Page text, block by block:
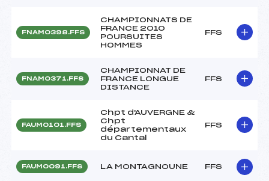
FNAM0398.FFS
CHAMPIONNATS DE
FRANCE 2010
POURSUITES
HOMMES
FFS
FNAM0371.FFS
CHAMPIONNAT DE
FRANCE LONGUE
DISTANCE
FFS
FAUM0101.FFS
Chpt d'AUVERGNE &
Chpt
départementaux
du Cantal
FFS
FAUM0091.FFS LA MONTAGNOUNE FFS